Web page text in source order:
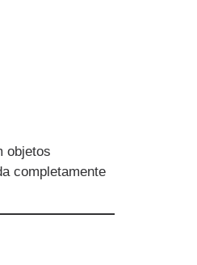
objetos
completamente